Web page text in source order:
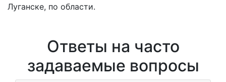
Луганске, по области.
Ответы на часто
задаваемые вопросы